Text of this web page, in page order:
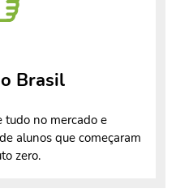
Brasil
tudo no mercado e
alunos que começaram
zero.